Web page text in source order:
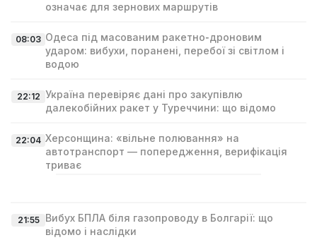
означає для зернових маршрутів
08:03 Одеса під масованим ракетно‑дроновим
ударом: вибухи, поранені, перебої зі світлом і
водою
22:12 Україна перевіряє дані про закупівлю
далекобійних ракет у Туреччини: що відомо
22:04 Херсонщина: «вільне полювання» на
автотранспорт — попередження, верифікація
триває
21:55
Вибух БПЛА біля газопроводу в Болгарії: що
відомо і наслідки